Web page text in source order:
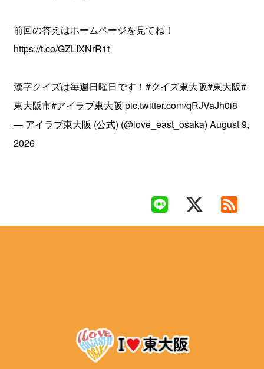
前回の答えはホームページを見てね！
https://t.co/GZLIXNrR1t
漢字クイズは毎週日曜日です！#クイズ東大阪#東大阪#
東大阪市#アイラブ東大阪 pic.twitter.com/qRJVaJh0i8
— アイラブ東大阪 (公式) (@love_east_osaka)August 9,
2026